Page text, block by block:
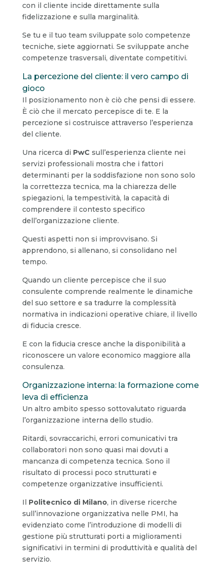
con il cliente incide direttamente sulla
fidelizzazione e sulla marginalità.
Se tu e il tuo team sviluppate solo competenze
tecniche, siete aggiornati. Se sviluppate anche
competenze trasversali, diventate competitivi.
La percezione del cliente: il vero campo di
gioco
Il posizionamento non è ciò che pensi di essere.
È ciò che il mercato percepisce di te. E la
percezione si costruisce attraverso l’esperienza
del cliente.
Una ricerca di PwC sull’esperienza cliente nei
servizi professionali mostra che i fattori
determinanti per la soddisfazione non sono solo
la correttezza tecnica, ma la chiarezza delle
spiegazioni, la tempestività, la capacità di
comprendere il contesto specifico
dell’organizzazione cliente.
Questi aspetti non si improvvisano. Si
apprendono, si allenano, si consolidano nel
tempo.
Quando un cliente percepisce che il suo
consulente comprende realmente le dinamiche
del suo settore e sa tradurre la complessità
normativa in indicazioni operative chiare, il livello
di fiducia cresce.
E con la fiducia cresce anche la disponibilità a
riconoscere un valore economico maggiore alla
consulenza.
Organizzazione interna: la formazione come
leva di efficienza
Un altro ambito spesso sottovalutato riguarda
l’organizzazione interna dello studio.
Ritardi, sovraccarichi, errori comunicativi tra
collaboratori non sono quasi mai dovuti a
mancanza di competenza tecnica. Sono il
risultato di processi poco strutturati e
competenze organizzative insufficienti.
Il Politecnico di Milano, in diverse ricerche
sull’innovazione organizzativa nelle PMI, ha
evidenziato come l’introduzione di modelli di
gestione più strutturati porti a miglioramenti
significativi in termini di produttività e qualità del
servizio.